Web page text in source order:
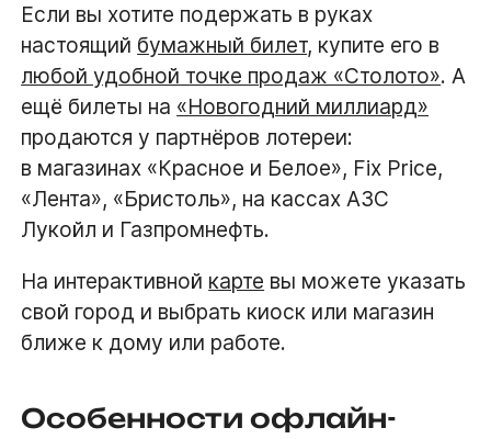
Если вы хотите подержать в руках
настоящий бумажный билет, купите его в
любой удобной точке продаж «Столото». А
ещё билеты на «Новогодний миллиард»
продаются у партнёров лотереи:
в магазинах «Красное и Белое», Fix Price,
«Лента», «Бристоль», на кассах АЗС
Лукойл и Газпромнефть.
На интерактивной карте вы можете указать
свой город и выбрать киоск или магазин
ближе к дому или работе.
Особенности офлайн-